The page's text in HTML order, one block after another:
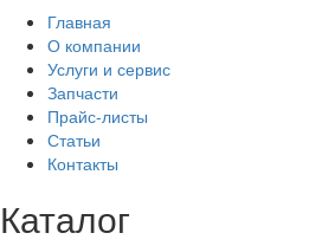
Главная
О компании
Услуги и сервис
Запчасти
Прайс-листы
Статьи
Контакты
Каталог